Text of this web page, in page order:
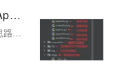
【入门思路】基于Python+Unittest+Appium+Excel+BeautifulReport的App/移动端UI自动化测试框架搭建思路
本文重点讲解如何搭建App自动化测试框架的思路，而非完整源码。主要内容包括实现目的、框架设计、环境依赖和框架的主要组成部分。适用于初学者，旨在帮助其快速掌握App自动化测试的基本技能。文中详细介绍了从需求分析到技术栈选择，再到具体模块的封装与实现，包括登录、截图、日志、测试报告和邮件服务等。同时提供了运行效果的展示，便于理解和实践。